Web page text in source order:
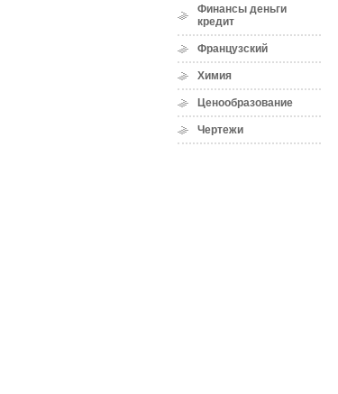
Финансы деньги
кредит
Французский
Химия
Ценообразование
Чертежи